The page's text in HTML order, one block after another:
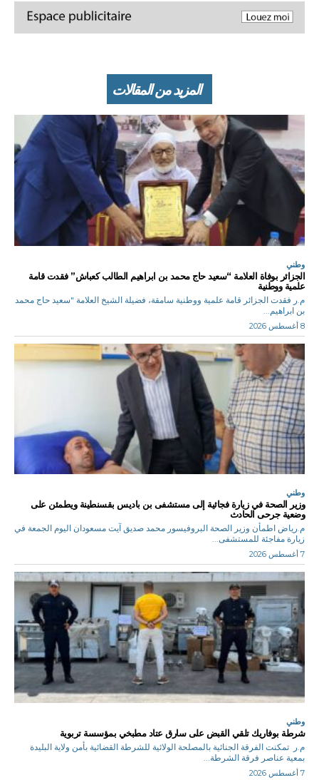
المزيد من المقالات
وطني
الجزائر بوفاة العلامة “سعيد حاج محمد بن ابراهيم الطالب كعباش” فقدت قامة
علمية ووطنية
م.ر فقدت الجزائر قامة علمية ووطنية سامقة، فضيلة الشيخ العلامة "سعيد حاج محمد
بن ابراهيم...
8 أغسطس 2026
وطني
وزير الصحة في زيارة فجائية إلى مستشفى بن باديس بقسنطينة ويطمئن على
وضعية جرحى الحادث
م.رياض اطمأن وزير الصحة البروفيسور محمد صديق آيت مسعودان اليوم الجمعة في
زيارة مفاجئة للمستشفى...
7 أغسطس 2026
وطني
شرطة بوفاريك تلقي القبض على سارق عتاد مطبخي بمؤسسة تربوية
م.ر تمكنت الفرقة الجنائية بالمصلحة الولائية للشرطة القضائية بأمن ولاية البليدة
بمعية عناصر فرقة الشرطة...
7 أغسطس 2026